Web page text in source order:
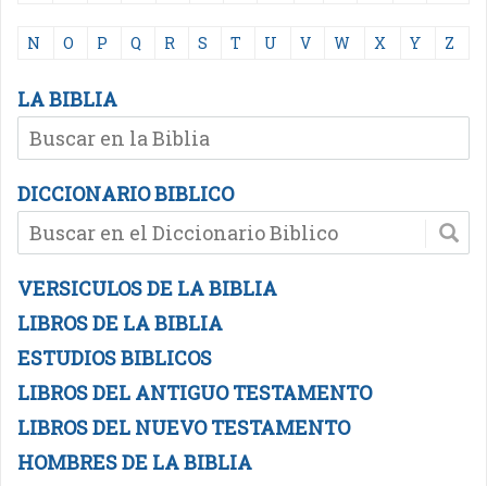
N O P Q R S T U V W X Y Z
LA BIBLIA
DICCIONARIO BIBLICO
VERSICULOS DE LA BIBLIA
LIBROS DE LA BIBLIA
ESTUDIOS BIBLICOS
LIBROS DEL ANTIGUO TESTAMENTO
LIBROS DEL NUEVO TESTAMENTO
HOMBRES DE LA BIBLIA